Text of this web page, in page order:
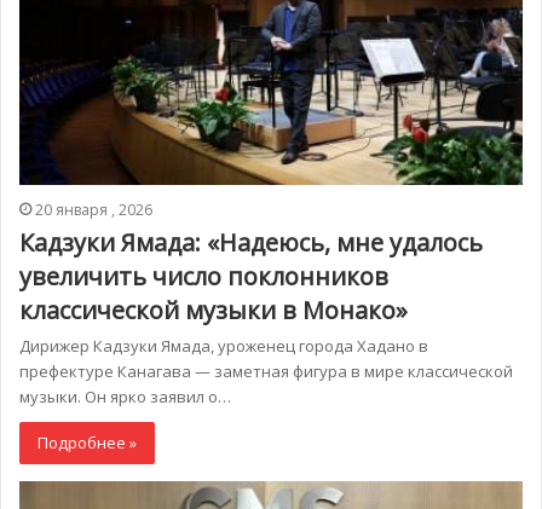
20 января , 2026
Кадзуки Ямада: «Надеюсь, мне удалось
увеличить число поклонников
классической музыки в Монако»
Дирижер Кадзуки Ямада, уроженец города Хадано в
префектуре Канагава — заметная фигура в мире классической
музыки. Он ярко заявил о…
Подробнее »